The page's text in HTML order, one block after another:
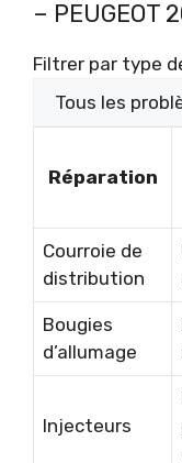
– PEUGEOT
Filtrer par type
Réparation
Courroie de
distribution
Bougies
d’allumage
Injecteurs